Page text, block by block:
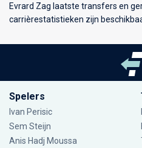
Evrard Zag laatste transfers en
carrièrestatistieken zijn
Spelers
Ivan Perisic
Sem Steijn
Anis Hadj Moussa